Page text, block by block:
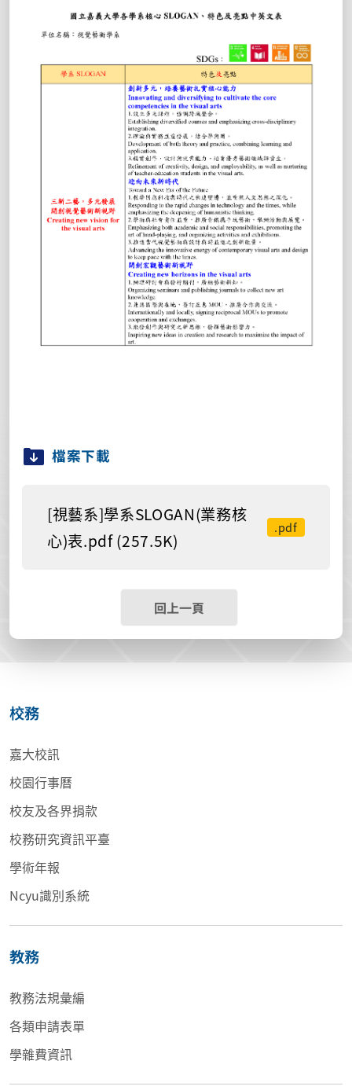
檔案下載
[視藝系]學系SLOGAN(業務核
心)表.pdf (257.5K)
.pdf
回上一頁
校務
嘉大校訊
校園行事曆
校友及各界捐款
校務研究資訊平臺
學術年報
Ncyu識別系統
教務
教務法規彙編
各類申請表單
學雜費資訊